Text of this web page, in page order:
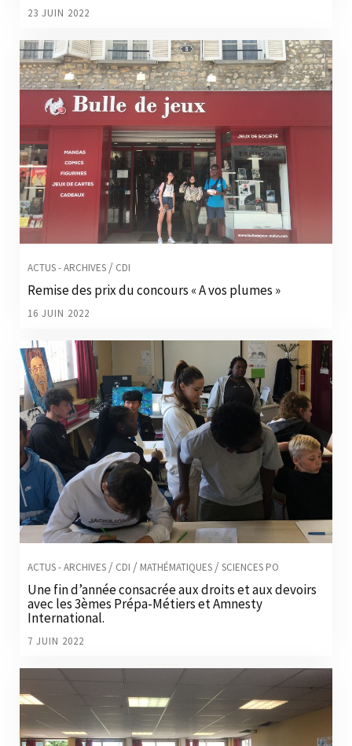
23 JUIN 2022
ACTUS - ARCHIVES / CDI
Remise des prix du concours « A vos plumes »
16 JUIN 2022
ACTUS - ARCHIVES / CDI / MATHÉMATIQUES /SCIENCES PO
Une fin d’année consacrée aux droits et aux devoirs
avec les 3èmes Prépa-Métiers et Amnesty
International.
7 JUIN 2022